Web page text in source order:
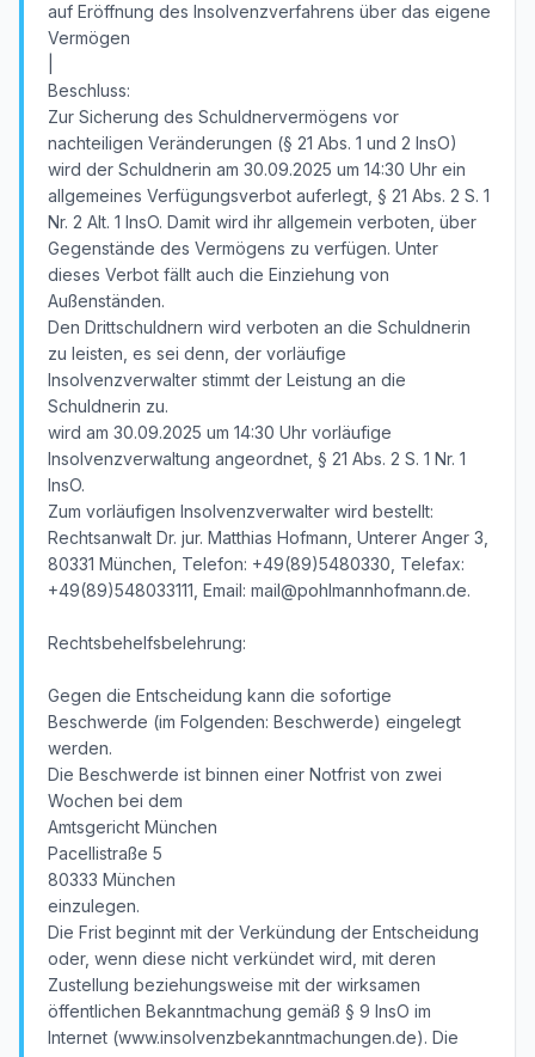
auf Eröffnung des Insolvenzverfahrens über das eigene
Vermögen
Beschluss:
Zur Sicherung des Schuldnervermögens vor
nachteiligen Veränderungen (§ 21 Abs. 1 und 2 InsO)
wird der Schuldnerin am 30.09.2025 um 14:30 Uhr ein
allgemeines Verfügungsverbot auferlegt, § 21 Abs. 2 S. 1
Nr. 2 Alt. 1 InsO. Damit wird ihr allgemein verboten, über
Gegenstände des Vermögens zu verfügen. Unter
dieses Verbot fällt auch die Einziehung von
Außenständen.
Den Drittschuldnern wird verboten an die Schuldnerin
zu leisten, es sei denn, der vorläufige
Insolvenzverwalter stimmt der Leistung an die
Schuldnerin zu.
wird am 30.09.2025 um 14:30 Uhr vorläufige
Insolvenzverwaltung angeordnet, § 21 Abs. 2 S. 1 Nr. 1
InsO.
Zum vorläufigen Insolvenzverwalter wird bestellt:
Rechtsanwalt Dr. jur. Matthias Hofmann, Unterer Anger 3,
80331 München, Telefon: +49(89)5480330, Telefax:
+49(89)548033111, Email: mail@pohlmannhofmann.de.
Rechtsbehelfsbelehrung:
Gegen die Entscheidung kann die sofortige
Beschwerde (im Folgenden: Beschwerde) eingelegt
werden.
Die Beschwerde ist binnen einer Notfrist von zwei
Wochen bei dem
Amtsgericht München
Pacellistraße 5
80333 München
einzulegen.
Die Frist beginnt mit der Verkündung der Entscheidung
oder, wenn diese nicht verkündet wird, mit deren
Zustellung beziehungsweise mit der wirksamen
öffentlichen Bekanntmachung gemäß § 9 InsO im
Internet (www.insolvenzbekanntmachungen.de). Die